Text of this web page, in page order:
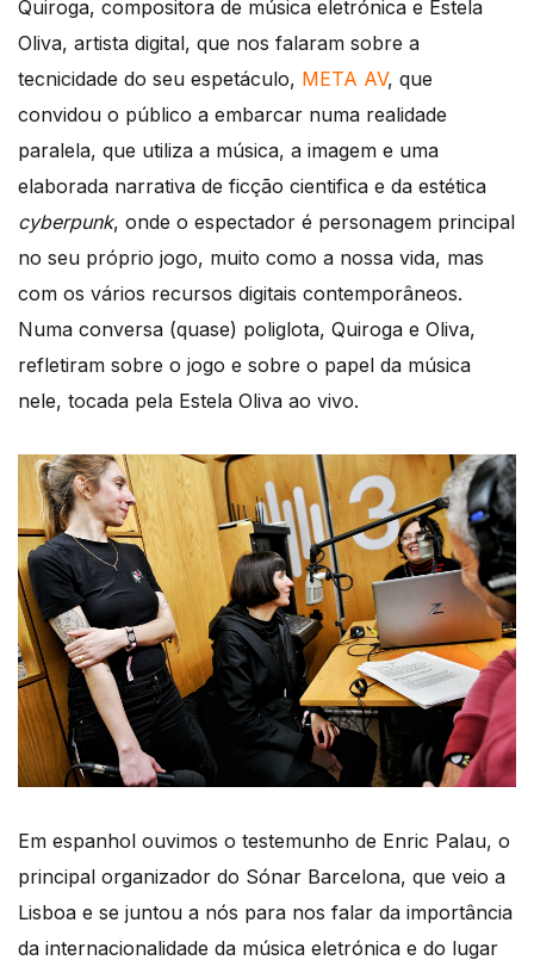
Quiroga, compositora de música eletrónica e Estela
Oliva, artista digital, que nos falaram sobre a
tecnicidade do seu espetáculo, META AV, que
convidou o público a embarcar numa realidade
paralela, que utiliza a música, a imagem e uma
elaborada narrativa de ficção cientifica e da estética
cyberpunk, onde o espectador é personagem principal
no seu próprio jogo, muito como a nossa vida, mas
com os vários recursos digitais contemporâneos.
Numa conversa (quase) poliglota, Quiroga e Oliva,
refletiram sobre o jogo e sobre o papel da música
nele, tocada pela Estela Oliva ao vivo.
Em espanhol ouvimos o testemunho de Enric Palau, o
principal organizador do Sónar Barcelona, que veio a
Lisboa e se juntou a nós para nos falar da importância
da internacionalidade da música eletrónica e do lugar